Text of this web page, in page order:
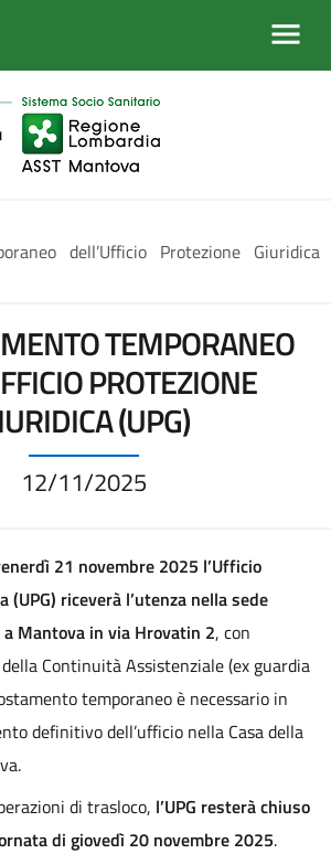
dell’Ufficio Protezione Giuridica
TEMPORANEO
PROTEZIONE
(UPG)
12/11/2025
21 novembre 2025 l’Ufficio
(UPG) riceverà l’utenza nella sede
Mantova in via Hrovatin 2, con
Continuità Assistenziale (ex guardia
temporaneo è necessario in
definitivo dell’ufficio nella Casa della
di trasloco, l’UPG resterà chiuso
di giovedì 20 novembre 2025.